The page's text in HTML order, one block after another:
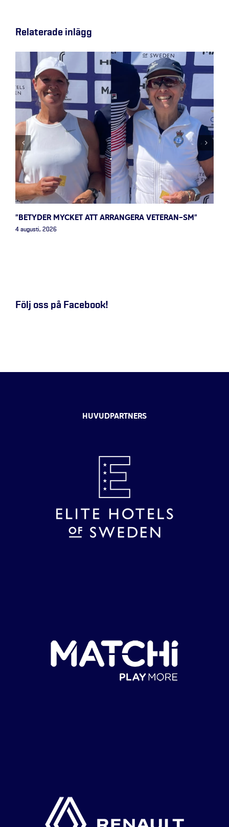
Relaterade inlägg
”BETYDER MYCKET ATT ARRANGERA VETERAN-SM”
4 augusti, 2026
Följ oss på Facebook!
HUVUDPARTNERS